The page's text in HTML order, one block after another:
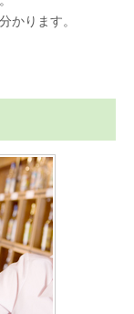
かります。